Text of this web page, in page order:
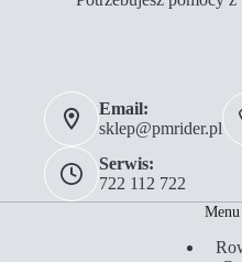
Email:
sklep@pmrider.pl
Serwis:
722 112 722
Menu